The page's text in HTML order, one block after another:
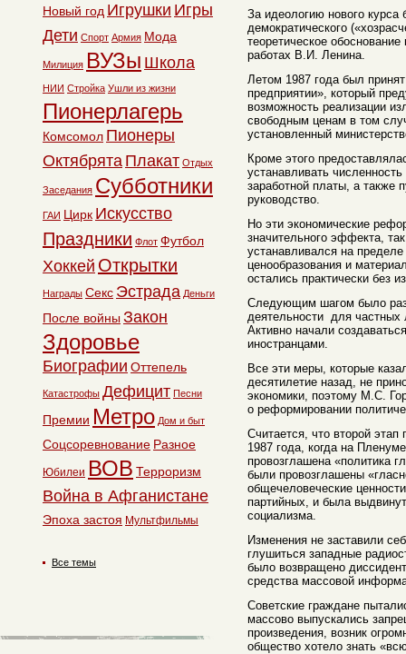
За идеологию нового курса
демократического
теоретическое
работах В.И. Ленина.
Летом 1987 года был
предприятии», который
возможность реализации
свободным ценам в том
установленный
Кроме этого
устанавливать
заработной платы, а также
руководство.
Но эти экономические
значительного эффекта,
устанавливался на
ценообразования и
остались практически без
Следующим шагом было
деятельности для частных
Активно начали
иностранцами.
Все эти меры, которые
десятилетие назад, не
экономики, поэтому М.С.
о реформировании
Считается, что второй этап
1987 года, когда на
провозглашена «политика
были провозглашены
общечеловеческие
партийных, и была
социализма.
Изменения не заставили
глушиться западные
было возвращено
средства массовой
Советские граждане
массово выпускались
произведения, возник
общество хотело знать
Новый год Игрушки Игры
Дети Спорт Армия Мода
Милиция ВУЗы Школа
НИИ Стройка Ушли из жизни
Пионерлагерь
Комсомол Пионеры
Октябрята Плакат Отдых
Заседания Субботники
ГАИ Цирк Искусство
Праздники Флот Футбол
Хоккей Открытки
Награды Секс Эстрада Деньги
После войны Закон
Здоровье
Биографии Оттепель
Катастрофы Дефицит Песни
Премии Метро Дом и быт
Соцсоревнование Разное
Юбилеи ВОВ Терроризм
Война в Афганистане
Эпоха застоя Мультфильмы
Все темы